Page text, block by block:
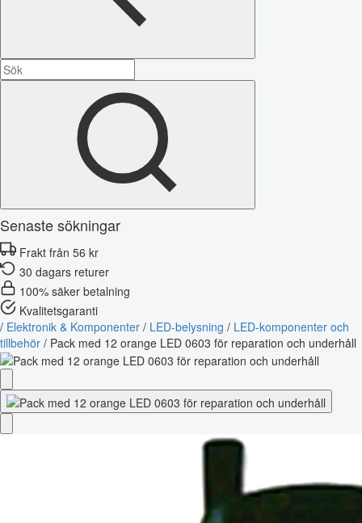
Senaste sökningar
Frakt från 56 kr
30 dagars returer
100% säker betalning
Kvalitetsgaranti
/ Elektronik & Komponenter / LED-belysning / LED-komponenter och
tillbehör / Pack med 12 orange LED 0603 för reparation och underhåll